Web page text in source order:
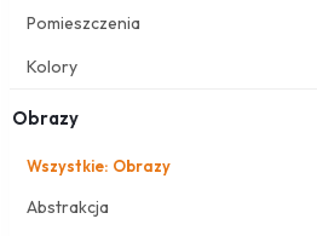
Pomieszczenia
Kolory
Obrazy
Wszystkie: Obrazy
Abstrakcja